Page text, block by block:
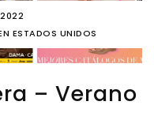
ESTADOS UNIDOS
– Verano